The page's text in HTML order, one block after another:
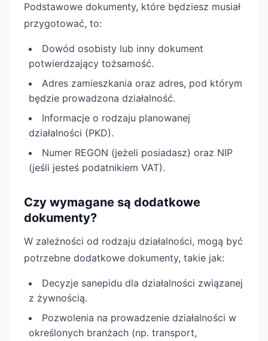
Podstawowe dokumenty, które będziesz musiał
przygotować, to:
Dowód osobisty lub inny dokument
potwierdzający tożsamość.
Adres zamieszkania oraz adres, pod którym
będzie prowadzona działalność.
Informacje o rodzaju planowanej
działalności (PKD).
Numer REGON (jeżeli posiadasz) oraz NIP
(jeśli jesteś podatnikiem VAT).
Czy wymagane są dodatkowe
dokumenty?
W zależności od rodzaju działalności, mogą być
potrzebne dodatkowe dokumenty, takie jak:
Decyzje sanepidu dla działalności związanej
z żywnością.
Pozwolenia na prowadzenie działalności w
określonych branżach (np. transport,